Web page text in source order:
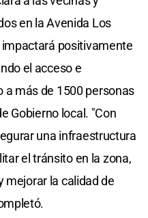
en la Avenida Los
positivamente
el acceso e
más de 1500 personas
Gobierno local. "Con
una infraestructura
el tránsito en la zona,
mejorar la calidad de